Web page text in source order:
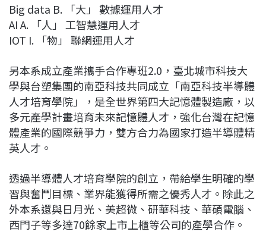
Big data B. 「大」 數據運用人才
AI A. 「人」 工智慧運用人才
IOT I. 「物」 聯網運用人才
另本系成立產業攜手合作專班2.0，臺北城市科技大
學與台塑集團的南亞科技共同成立「南亞科技半導體
人才培育學院」，是全世界第四大記憶體製造廠，以
多元產學計畫培育未來記憶體人才，強化台灣在記憶
體產業的國際競爭力，雙方合力為國家打造半導體精
英人才。
透過半導體人才培育學院的創立，帶給學生明確的學
習與奮鬥目標、業界能獲得所需之優秀人才。除此之
外本系還與日月光、美超微、研華科技、華碩電腦、
西門子等多達70餘家上市上櫃等公司的產學合作。